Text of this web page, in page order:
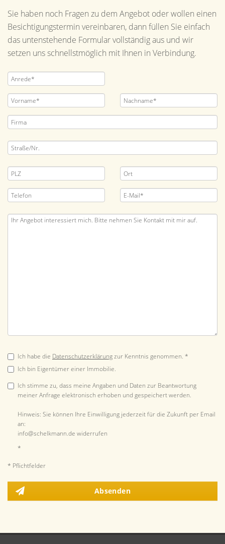
Sie haben noch Fragen zu dem Angebot oder wollen einen
Besichtigungstermin vereinbaren, dann füllen Sie einfach
das untenstehende Formular vollständig aus und wir
setzen uns schnellstmöglich mit Ihnen in Verbindung.
Ich habe die Datenschutzerklärungzur Kenntnis genommen. *
Ich bin Eigentümer einer Immobilie.
Ich stimme zu, dass meine Angaben und Daten zur Beantwortung
meiner Anfrage elektronisch erhoben und gespeichert werden.
Hinweis: Sie können Ihre Einwilligung jederzeit für die Zukunft per Email
an:
info@schelkmann.de widerrufen
*
* Pflichtfelder
Absenden